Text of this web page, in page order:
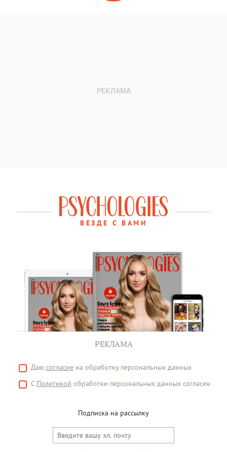
ВЕЗДЕ С ВАМИ
РЕКЛАМА
Даю согласие на обработку персональных данных
С Политикой обработки персональных данных согласен
Подписка на рассылку